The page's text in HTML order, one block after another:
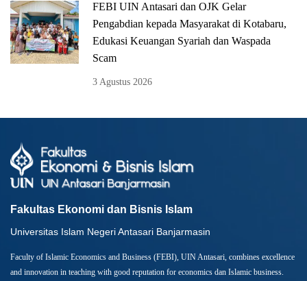
FEBI UIN Antasari dan OJK Gelar
Pengabdian kepada Masyarakat di Kotabaru,
Edukasi Keuangan Syariah dan Waspada
Scam
3 Agustus 2026
Fakultas Ekonomi dan Bisnis Islam
Universitas Islam Negeri Antasari Banjarmasin
Faculty of Islamic Economics and Business (FEBI), UIN Antasari, combines excellence
and innovation in teaching with good reputation for economics dan Islamic business.